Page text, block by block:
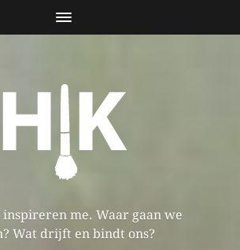
me. Waar gaan we
Wat drijft en bindt ons?